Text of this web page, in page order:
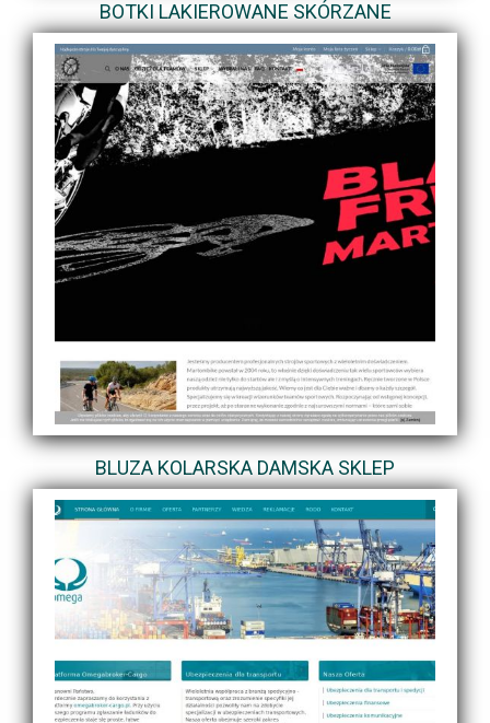
BOTKI LAKIEROWANE SKÓRZANE
BLUZA KOLARSKA DAMSKA SKLEP